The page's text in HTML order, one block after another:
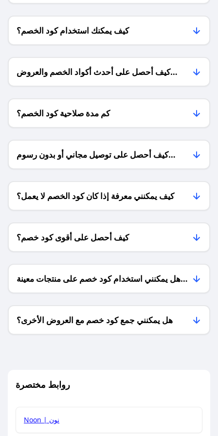
كيف يمكنك استخدام كود الخصم؟
كيف أحصل على أحدث أكواد الخصم والعروض
للمتاجر؟
كم مدة صلاحية كود الخصم؟
كيف أحصل على توصيل مجاني أو بدون رسوم
الشحن ؟
كيف يمكنني معرفة إذا كان كود الخصم لا يعمل؟
كيف أحصل على أقوى كود خصم؟
هل يمكنني استخدام كود خصم على منتجات معينة
فقط؟
هل يمكنني جمع كود خصم مع العروض الأخرى؟
روابط مختصرة
Noon | نون